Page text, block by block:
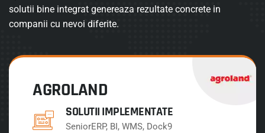
solutii bine integrat genereaza rezultate concrete in
companii cu nevoi diferite.
AGROLAND
SOLUTII IMPLEMENTATE
SeniorERP, BI, WMS, Dock9